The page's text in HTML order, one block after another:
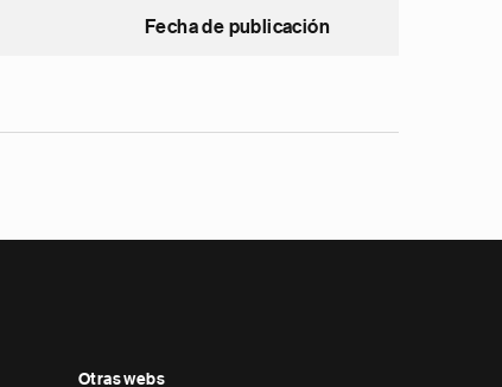
Fecha de publicación
Otras webs